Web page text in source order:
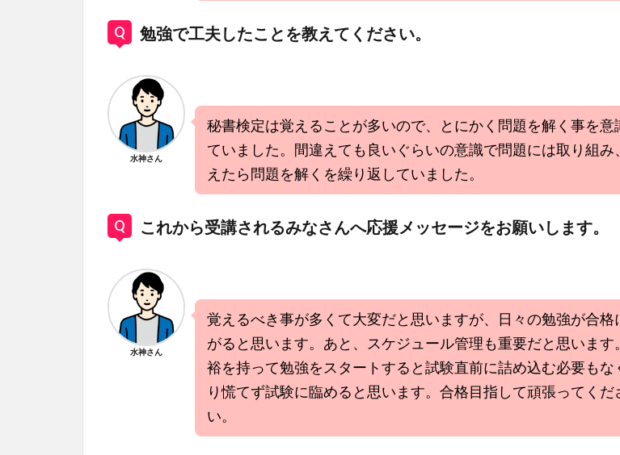
勉強で工夫したことを教えてください。
水神さん
秘書検定は覚えることが多いので、とにかく問題を解く事を意
ていました。間違えても良いぐらいの意識で問題には取り組み
えたら問題を解くを繰り返していました。
これから受講されるみなさんへ応援メッセージをお願いします。
水神さん
覚えるべき事が多くて大変だと思いますが、日々の勉強が合格
がると思います。あと、スケジュール管理も重要だと思います
裕を持って勉強をスタートすると試験直前に詰め込む必要もな
り慌てず試験に臨めると思います。合格目指して頑張ってくだ
い。